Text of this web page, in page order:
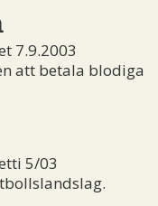
7.9.2003
att betala blodiga
5/03